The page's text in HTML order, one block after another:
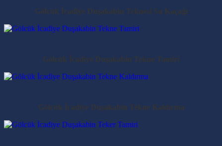
Gölcük İcadiye Duşakabin Teknesi Su Kaçağı
Gölcük İcadiye Duşakabin Tekne Tamiri
Gölcük İcadiye Duşakabin Tekne Kaldırma